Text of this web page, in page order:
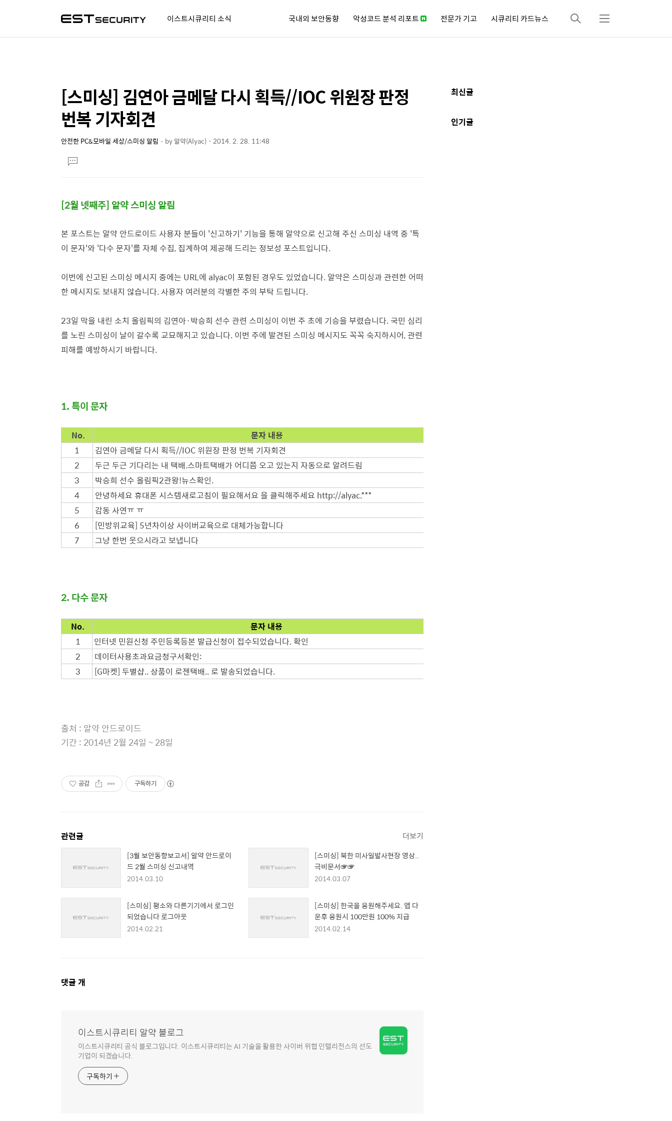
이스트시큐리티 소식 국내외 보안동향 악성코드 분석 리포트 전문가 기고 시큐리티 카드뉴스
검
메
상
세
컨
텐
본
문
제
목
[스미싱] 김연아 금메달 다시 획득//IOC 위원장 판정
번복 기자회견
안전한 PC&모바일 세상/스미싱 알림 by알약(Alyac) 2014. 2. 28. 11:48
문댓
글
[2월 넷째주] 알약스미싱 알림
본 포스트는 알약 안드로이드 사용자 분들이 '신고하기' 기능을 통해 알약으로 신고해 주신 스미싱 내역 중 '특
이 문자'와 '다수 문자'를 자체 수집, 집계하여 제공해 드리는 정보성 포스트입니다.
이번에 신고된 스미싱 메시지 중에는 URL에 alyac이 포함된 경우도 있었습니다. 알약은 스미싱과 관련한 어떠
한 메시지도 보내지 않습니다. 사용자 여러분의 각별한 주의 부탁 드립니다.
23일 막을 내린 소치 올림픽의 김연아·박승희 선수 관련 스미싱이 이번 주 초에 기승을 부렸습니다. 국민 심리
를 노린 스미싱이 날이 갈수록 교묘해지고 있습니다. 이번 주에 발견된 스미싱 메시지도 꼭꼭 숙지하시어, 관련
피해를 예방하시기 바랍니다.
1. 특이 문자
No.
문자 내용
1
김연아 금메달 다시 획득//IOC 위원장 판정 번복 기자회견
2
두근 두근 기다리는 내 택배.스마트택배가 어디쯤 오고 있는지 자동으로 알려드림
3
박승희 선수 올림픽2관왕!뉴스확인.
4
안녕하세요 휴대폰 시스템새로고침이 필요해서요 을 클릭해주세요 http://alyac.***
5
감동 사연ㅠ ㅠ
6
[민방위교육] 5년차이상 사이버교육으로 대체가능합니다
7
그냥 한번 웃으시라고 보냅니다
2. 다수 문자
No.
문자 내용
1
인터넷 민원신청 주민등록등본 발급신청이 접수되었습니다. 확인
2
데이터사용초과요금청구서확인:
3
[G마켓] 두별샵.. 상품이 로젠택배.. 로 발송되었습니다.
출처 : 알약 안드로이드
기간 : 2014년 2월 24일 ~ 28일
공감 구독하기
관련글 더보기
[3월 보안동향보고서] 알약 안드로이
드 2월 스미싱 신고내역
2014.03.10
[스미싱] 북한 미사일발사현장 영상..
극비문서☞☞
2014.03.07
[스미싱] 평소와 다른기기에서 로그인
되었습니다 로그아웃
2014.02.21
[스미싱] 한국을 응원해주세요. 앱 다
운후 응원시 100만원 100% 지급
2014.02.14
댓
댓글 개
이스트시큐리티 알약 블로그
이스트시큐리티 공식 블로그입니다. 이스트시큐리티는 AI 기술을 활용한 사이버 위협 인텔리전스의 선도
기업이 되겠습니다.
구독하기
추
정
최신글
인기글